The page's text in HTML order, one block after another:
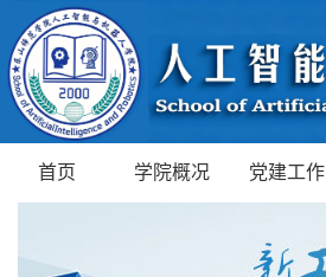
首页 学院概况 党建工作